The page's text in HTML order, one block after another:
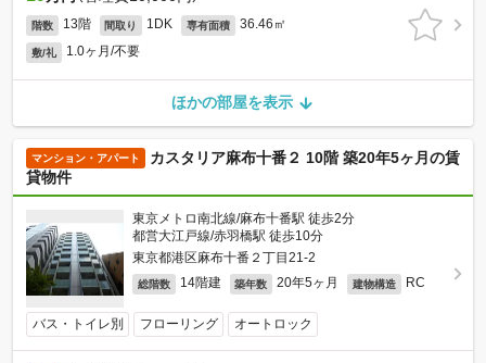
階数 13階 間取り 1DK 専有面積 36.46㎡
敷/礼 1.0ヶ月/不要
ほかの部屋を表示
マンション・アパート
カスタリア麻布十番２ 10階 築20年5ヶ月の賃
貸物件
東京メトロ南北線/麻布十番駅 徒歩2分
都営大江戸線/赤羽橋駅 徒歩10分
東京都港区麻布十番２丁目21-2
総階数 14階建 築年数 20年5ヶ月 建物構造 RC
バス・トイレ別 フローリング オートロック